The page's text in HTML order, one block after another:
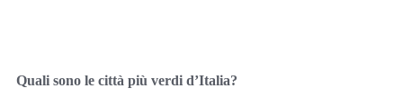
Quali sono le città più verdi d’Italia?